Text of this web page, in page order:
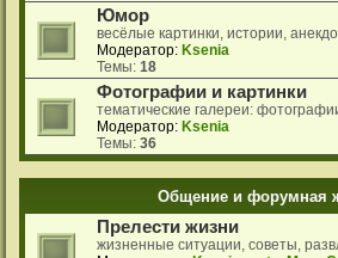
Юмор
весёлые картинки, истории,
Модератор: Ksenia
Темы: 18
Фотографии и картинки
тематические галереи:
Модератор: Ksenia
Темы: 36
Общение и форумная
Прелести жизни
жизненные ситуации, советы,